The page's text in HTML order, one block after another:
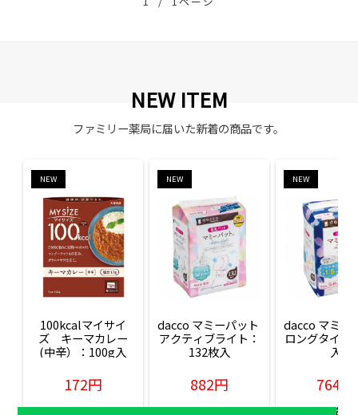
NEW ITEM
ファミリー薬局に届いた新着の商品です。
NEW
100kcalマイサイ
ズ　キーマカレー
(中辛）：100g入
172円
販売価格(税込)
NEW
dacco マミーパット
アクティブライト：
132枚入
882円
販売価格(税込)
NEW
dacco マミー
ロングタイム
入
764円
販売価格(税